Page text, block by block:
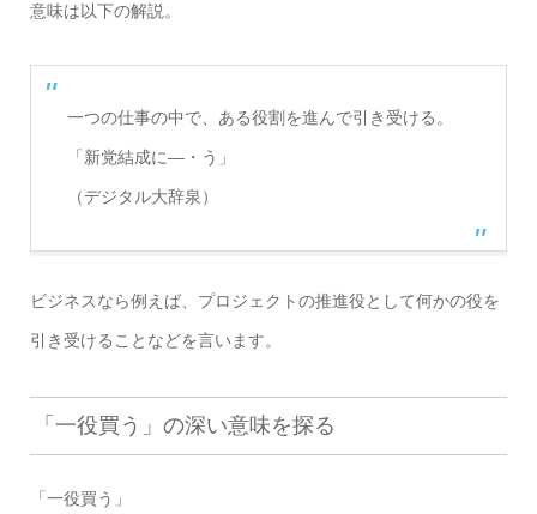
意味は以下の解説。
一つの仕事の中で、ある役割を進んで引き受ける。
「新党結成に―・う」
（デジタル大辞泉）
ビジネスなら例えば、プロジェクトの推進役として何かの役を
引き受けることなどを言います。
「一役買う」の深い意味を探る
「一役買う」